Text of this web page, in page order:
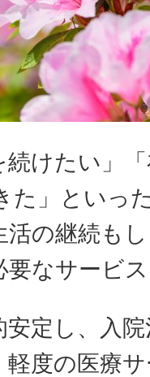
続けたい」
た」といっ
活の継続も
要なサービ
定し、入
度の医療